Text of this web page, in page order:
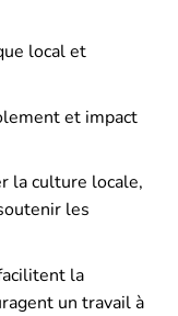
local et
et impact
la culture locale,
les
la
un travail à